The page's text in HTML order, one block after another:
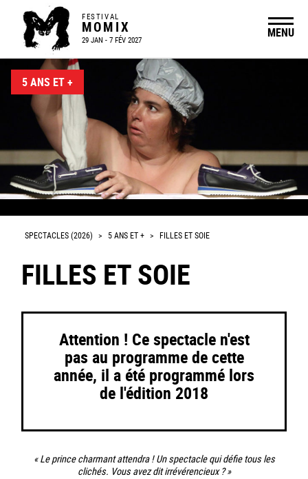
FESTIVAL
MOMIX
29 JAN - 7 FÉV 2027
MENU
5 ANS ET +
SPECTACLES (2026) > 5 ANS ET + > FILLES ET SOIE
FILLES ET SOIE
Attention ! Ce spectacle n'est
pas au programme de cette
année, il a été programmé lors
de l'édition 2018
« Le prince charmant attendra ! Un spectacle qui défie tous les
clichés. Vous avez dit irrévérencieux ? »